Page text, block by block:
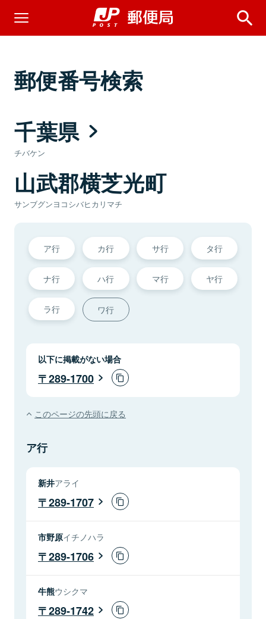
郵便番号検索
千葉県
チバケン
山武郡横芝光町
サンブグンヨコシバヒカリマチ
ア行 カ行 サ行 タ行
ナ行 ハ行 マ行 ヤ行
ラ行 ワ行
以下に掲載がない場合
289-1700
このページの先頭に戻る
ア行
新井アライ
289-1707
市野原イチノハラ
289-1706
牛熊ウシクマ
289-1742